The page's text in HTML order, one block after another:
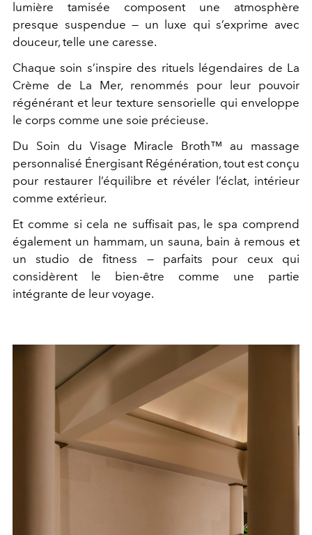
lumière tamisée composent une atmosphère
presque suspendue — un luxe qui s’exprime avec
douceur, telle une caresse.
Chaque soin s’inspire des rituels légendaires de La
Crème de La Mer, renommés pour leur pouvoir
régénérant et leur texture sensorielle qui enveloppe
le corps comme une soie précieuse.
Du Soin du Visage Miracle Broth™ au massage
personnalisé Énergisant Régénération, tout est conçu
pour restaurer l’équilibre et révéler l’éclat, intérieur
comme extérieur.
Et comme si cela ne suffisait pas, le spa comprend
également un hammam, un sauna, bain à remous et
un studio de fitness — parfaits pour ceux qui
considèrent le bien-être comme une partie
intégrante de leur voyage.